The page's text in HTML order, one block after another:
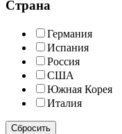
Страна
Германия
Испания
Россия
США
Южная Корея
Италия
Сбросить